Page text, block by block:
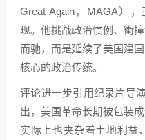
Great Again，MAGA）
现。他挑战政治惯例、衝
而驰，而是延续了美国建
核心的政治传统。
评论进一步引用纪录片导
出，美国革命长期被包装
实际上也夹杂着土地利益